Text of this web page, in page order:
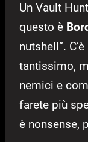
Un Vault
questo è
nutshell”.
tantissimo,
nemici e
farete più
è nonsense,